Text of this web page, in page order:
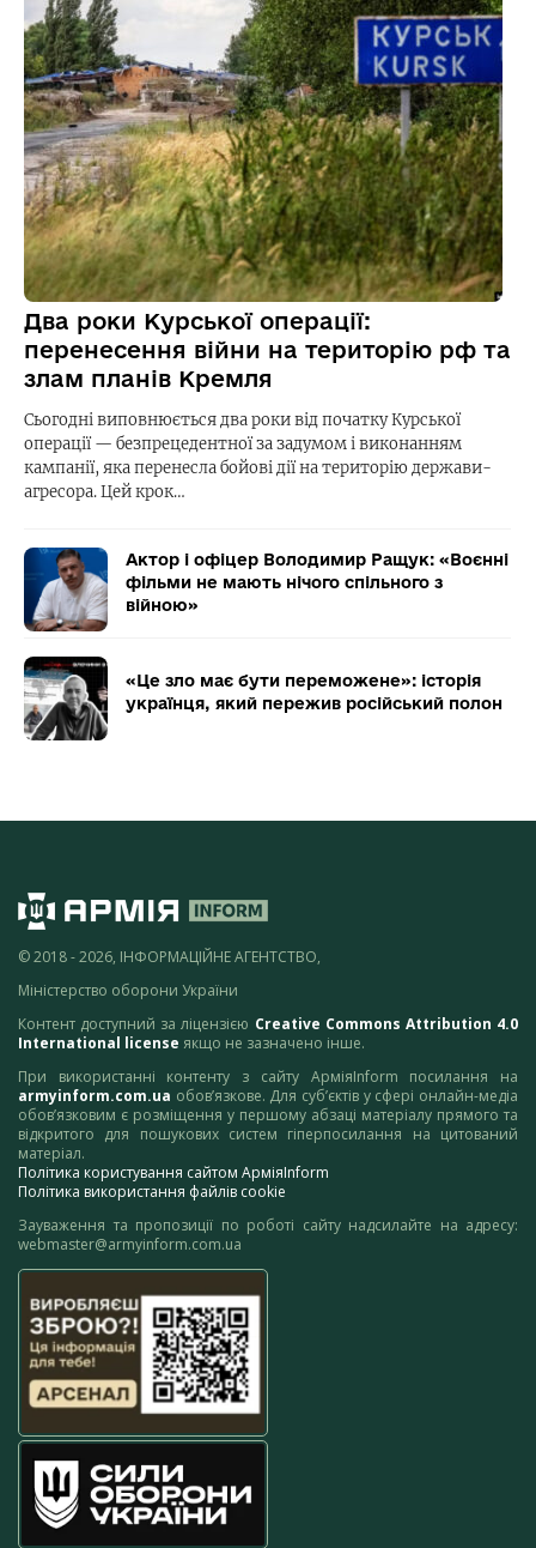
Два роки Курської операції:
перенесення війни на територію рф та
злам планів Кремля
Сьогодні виповнюється два роки від початку Курської
операції — безпрецедентної за задумом і виконанням
кампанії, яка перенесла бойові дії на територію держави-
агресора. Цей крок…
Актор і офіцер Володимир Ращук: «Воєнні
фільми не мають нічого спільного з
війною»
«Це зло має бути переможене»: історія
українця, який пережив російський полон
© 2018 - 2026, ІНФОРМАЦІЙНЕ АГЕНТСТВО,
Міністерство оборони України
Контент доступний за ліцензією Creative Commons Attribution 4.0
International license якщо не зазначено інше.
При використанні контенту з сайту АрміяInform посилання на
armyinform.com.ua обов’язкове. Для суб’єктів у сфері онлайн-медіа
обов’язковим є розміщення у першому абзаці матеріалу прямого та
відкритого для пошукових систем гіперпосилання на цитований
матеріал.
Політика користування сайтом АрміяInform
Політика використання файлів cookie
Зауваження та пропозиції по роботі сайту надсилайте на адресу:
webmaster@armyinform.com.ua